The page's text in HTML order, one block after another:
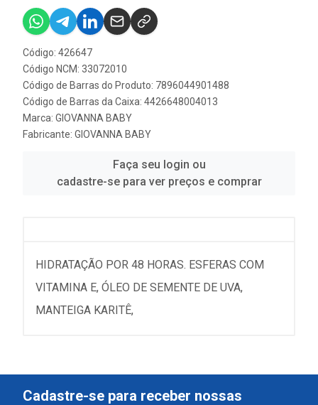
Código: 426647
Código NCM: 33072010
Código de Barras do Produto: 7896044901488
Código de Barras da Caixa: 4426648004013
Marca: GIOVANNA BABY
Fabricante: GIOVANNA BABY
Faça seu login ou
cadastre-se para ver preços e comprar
HIDRATAÇÃO POR 48 HORAS. ESFERAS COM
VITAMINA E, ÓLEO DE SEMENTE DE UVA,
MANTEIGA KARITÊ,
Cadastre-se para receber nossas